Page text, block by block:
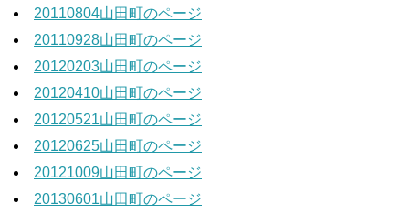
20110804山田町のページ
20110928山田町のページ
20120203山田町のページ
20120410山田町のページ
20120521山田町のページ
20120625山田町のページ
20121009山田町のページ
20130601山田町のページ